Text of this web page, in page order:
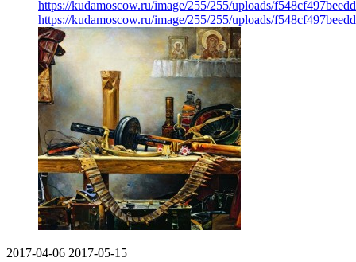
https://kudamoscow.ru/image/255/255/uploads/
https://kudamoscow.ru/image/255/255/uploads/
2017-04-06 2017-05-15